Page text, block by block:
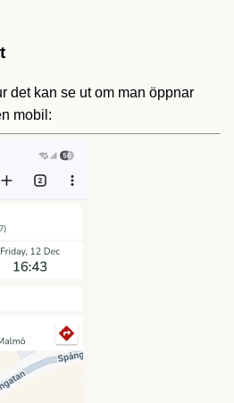
det kan se ut om man öppnar
mobil: